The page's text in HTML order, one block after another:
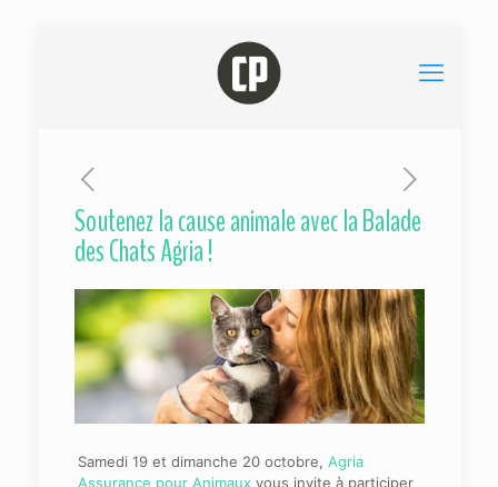
Soutenez la cause animale avec la Balade
des Chats Agria !
Samedi 19 et dimanche 20 octobre, Agria
Assurance pour Animauxvous invite à participer